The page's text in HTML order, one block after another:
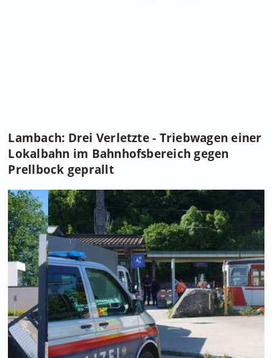
Lambach: Drei Verletzte - Triebwagen einer
Lokalbahn im Bahnhofsbereich gegen
Prellbock geprallt
Foto: Matthias Lauber